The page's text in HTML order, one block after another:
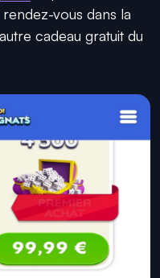
vous dans la
cadeau gratuit du